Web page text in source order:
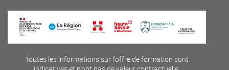
Toutes les informations sur l'offre de formation sont